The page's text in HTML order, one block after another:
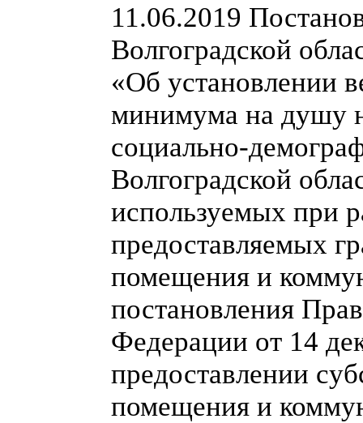
11.06.2019
Волгоградской
«Об установлении
минимума на душу
социально-
Волгоградской
используемых при
предоставляемых
помещения и
постановления
Федерации от 14
предоставлении
помещения и